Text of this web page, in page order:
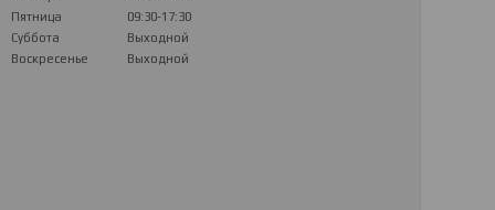
Пятница
09:30-17:30
Суббота
Выходной
Воскресенье
Выходной